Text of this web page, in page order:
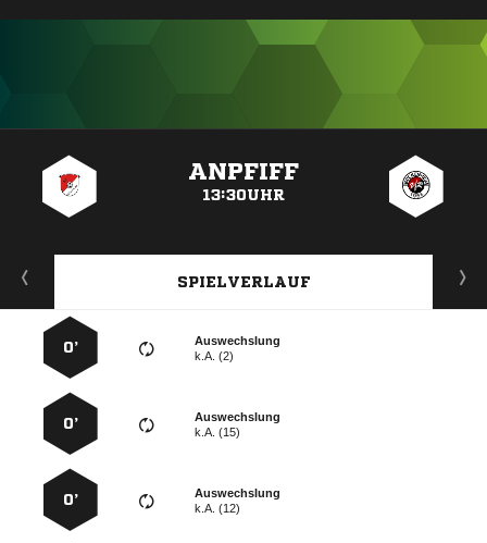
ANPFIFF
13:30UHR
SPIELVERLAUF
Auswechslung
k.A. (2)
0’
Auswechslung
k.A. (15)
0’
Auswechslung
k.A. (12)
0’